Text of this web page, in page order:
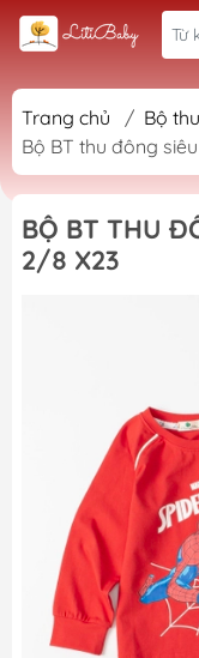
Trang chủ / Bộ
Bộ BT thu đông
BỘ BT THU
2/8 X23